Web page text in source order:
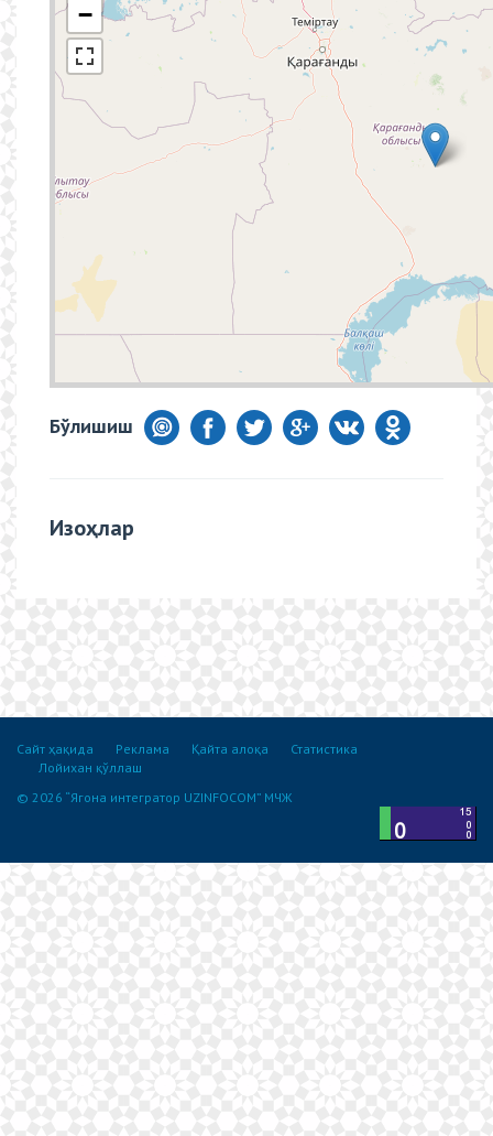
−
Бўлишиш
Изоҳлар
Сайт ҳақида Реклама Қайта алоқа
Статистика
Лойихан қўллаш
© 2026 “Ягона интегратор UZINFOCOM” МЧЖ